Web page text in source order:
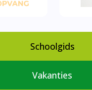
Schoolgids
Vakanties